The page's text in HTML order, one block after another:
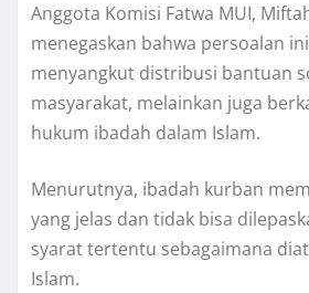
Anggota Komisi Fatwa MUI,
menegaskan bahwa persoalan
menyangkut distribusi bantuan
masyarakat, melainkan juga
hukum ibadah dalam Islam.
Menurutnya, ibadah kurban
yang jelas dan tidak bisa
syarat tertentu sebagaimana
Islam.